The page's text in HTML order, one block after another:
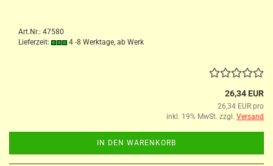
Art.Nr.: 47580
Lieferzeit:
4 -8 Werktage, ab Werk
26,34 EUR
26,34 EUR pro
inkl. 19% MwSt. zzgl. Versand
IN DEN WARENKORB